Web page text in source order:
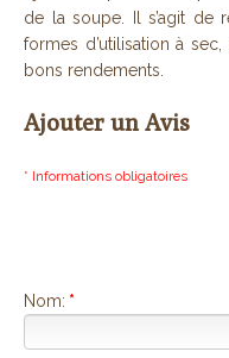
de la soupe. Il s’agit de
formes d’utilisation à
bons rendements.
Ajouter un Avis
* Informations obligatoires
Nom: *